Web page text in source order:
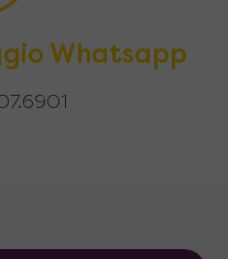
Whatsapp